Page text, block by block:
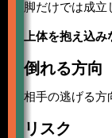
脚だけでは成立
上体を抱え込
倒れる方向
相手の逃げる方
リスク